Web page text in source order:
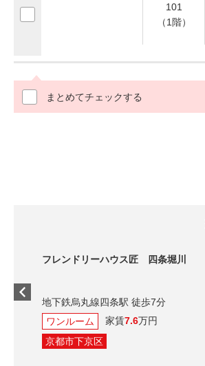
101
（1階）
まとめてチェックする
フレンドリーハウス匠 四条堀川
地下鉄烏丸線四条駅 徒歩7分
ワンルーム
家賃7.6万円
京都市下京区